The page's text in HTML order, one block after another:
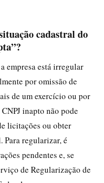
cadastral do
empresa está irregular
por omissão de
de um exercício ou por
inapto não pode
licitações ou obter
Para regularizar, é
pendentes e, se
de Regularização de